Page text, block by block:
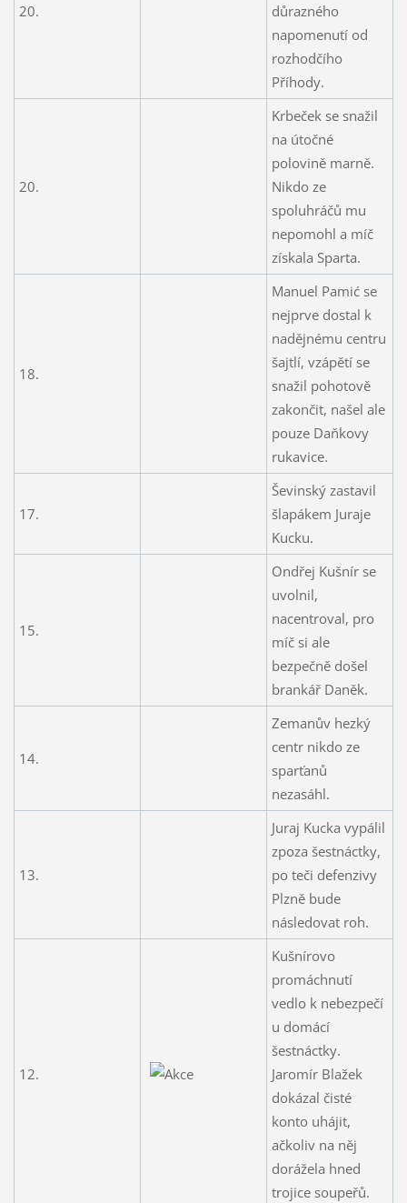
20.
důrazného
napomenutí od
rozhodčího
Příhody.
20.
Krbeček se snažil
na útočné
polovině marně.
Nikdo ze
spoluhráčů mu
nepomohl a míč
získala Sparta.
18.
Manuel Pamić se
nejprve dostal k
nadějnému centru
šajtlí, vzápětí se
snažil pohotově
zakončit, našel ale
pouze Daňkovy
rukavice.
17.
Ševinský zastavil
šlapákem Juraje
Kucku.
15.
Ondřej Kušnír se
uvolnil,
nacentroval, pro
míč si ale
bezpečně došel
brankář Daněk.
14.
Zemanův hezký
centr nikdo ze
sparťanů
nezasáhl.
13.
Juraj Kucka vypálil
zpoza šestnáctky,
po teči defenzivy
Plzně bude
následovat roh.
12.
Kušnírovo
promáchnutí
vedlo k nebezpečí
u domácí
šestnáctky.
Jaromír Blažek
dokázal čisté
konto uhájit,
ačkoliv na něj
dorážela hned
trojice soupeřů.